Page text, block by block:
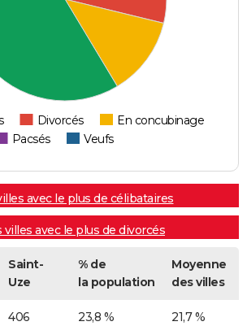
Divorcés
En concubinage
Pacsés Veufs
avec le plus de célibataires
villes avec le plus de divorcés
Saint-
Uze
% de
la population
Moyenne
des villes
406 23,8 % 21,7 %